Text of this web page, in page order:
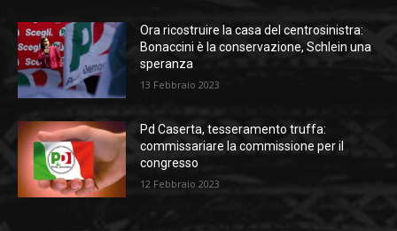
Ora ricostruire la casa del centrosinistra:
Bonaccini è la conservazione, Schlein una
speranza
13 Febbraio 2023
Pd Caserta, tesseramento truffa:
commissariare la commissione per il
congresso
12 Febbraio 2023